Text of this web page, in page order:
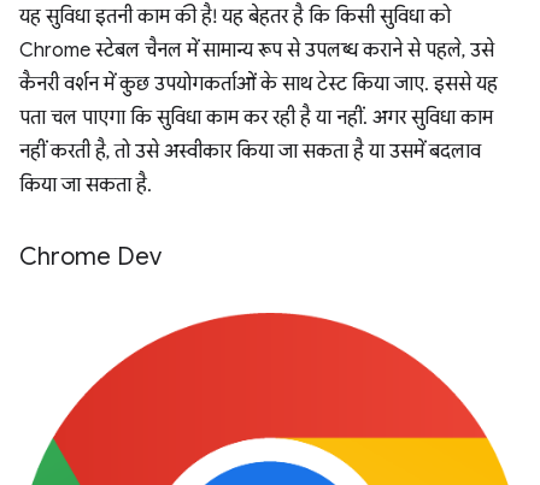
यह सुविधा इतनी काम की है! यह बेहतर है कि किसी सुविधा को
Chrome स्टेबल चैनल में सामान्य रूप से उपलब्ध कराने से पहले, उसे
कैनरी वर्शन में कुछ उपयोगकर्ताओं के साथ टेस्ट किया जाए. इससे यह
पता चल पाएगा कि सुविधा काम कर रही है या नहीं. अगर सुविधा काम
नहीं करती है, तो उसे अस्वीकार किया जा सकता है या उसमें बदलाव
किया जा सकता है.
Chrome Dev